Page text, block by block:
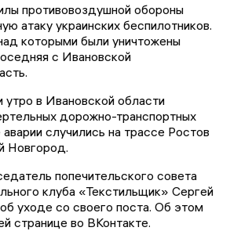
противовоздушной обороны
атаку украинских беспилотников.
которыми были уничтожены
с Ивановской
утро в Ивановской области
дорожно-транспортных
случились на трассе Ростов
Новгород.
попечительского совета
клуба «Текстильщик» Сергей
об уходе со своего поста. Об этом
странице во ВКонтакте.